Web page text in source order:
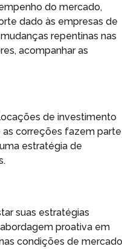
do mercado,
dado às empresas de
repentinas nas
acompanhar as
de investimento
as correções fazem parte
estratégia de
suas estratégias
proativa em
condições de